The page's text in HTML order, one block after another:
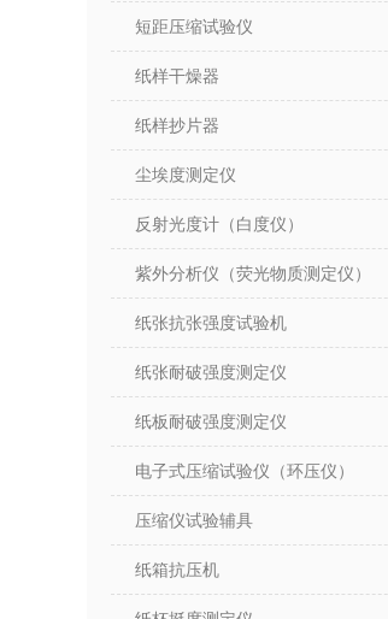
短距压缩试验仪
纸样干燥器
纸样抄片器
尘埃度测定仪
反射光度计（白度仪）
紫外分析仪（荧光物质测定仪）
纸张抗张强度试验机
纸张耐破强度测定仪
纸板耐破强度测定仪
电子式压缩试验仪（环压仪）
压缩仪试验辅具
纸箱抗压机